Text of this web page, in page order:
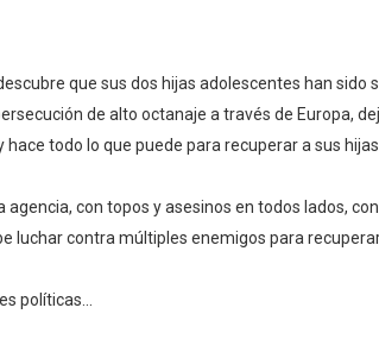
que sus dos hijas adolescentes han
de alto octanaje a través de Europa,
todo lo que puede para recuperar a sus hijas.
agencia, con topos y asesinos en todos lados,
luchar contra múltiples enemigos para recuperar
políticas...